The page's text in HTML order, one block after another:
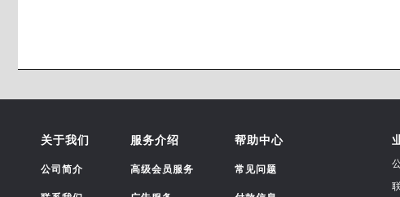
关于我们
公司简介
服务介绍
高级会员服务
帮助中心
常见问题